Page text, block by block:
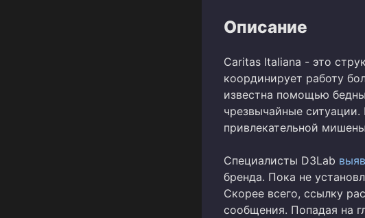
Описание
Caritas Italiana - это
координирует работу
известна помощью
чрезвычайные
привлекательной
Специалисты D3Lab
бренда. Пока не
Скорее всего, ссылку
сообщения. Попадая на